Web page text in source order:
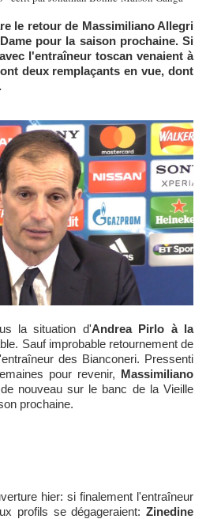
le retour de Massimiliano Allegri
pour la saison prochaine. Si
l'entraîneur toscan venaient à
deux remplaçants en vue, dont
la situation d'Andrea Pirlo à la
Sauf improbable retournement de
des Bianconeri. Pressenti
pour revenir, Massimiliano
nouveau sur le banc de la Vieille
prochaine.
hier: si finalement l'entraîneur
profils se dégageraient: Zinedine